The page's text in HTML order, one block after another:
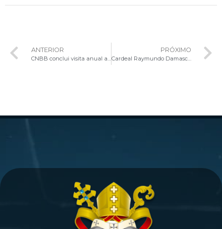
ANTERIOR
CNBB conclui visita anual ao Vaticano
PRÓXIMO
Cardeal Raymundo Damasceno toma posse no Instituto Histórico e Geográfico do Distrito Federal